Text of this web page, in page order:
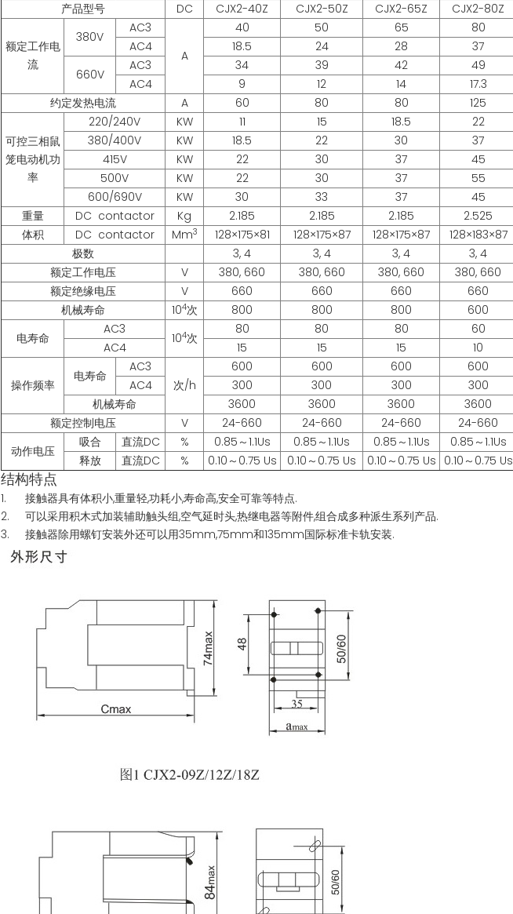
产品型号
DC CJX2-40Z CJX2-50Z CJX2-65Z CJX2-80Z
额定工作电
流
380V
AC3
A
40 50 65 80
AC4
18.5 24 28 37
660V
AC3 34 39 42 49
AC4
9 12 14 17.3
约定发热电流
A 60 80 80 125
可控三相鼠
笼电动机功
率
220/240V KW 11 15 18.5 22
380/400V
KW 18.5 22 30 37
415V
KW 22 30 37 45
500V
KW 22 30 37 55
600/690V
KW 30 33 37 45
重量
DC contactor Kg 2.185 2.185 2.185 2.525
体积
DC contactor Mm3 128×175×81 128×175×87 128×175×87 128×183×87
极数
3, 4 3, 4 3, 4 3, 4
额定工作电压
V 380, 660 380, 660 380, 660 380, 660
额定绝缘电压
V 660 660 660 660
机械寿命
104次 800 800 800 600
电寿命
AC3
104次
80 80 80 60
AC4
15 15 15 10
操作频率
电寿命
AC3
次/h
600 600 600 600
AC4
300 300 300 300
机械寿命
3600 3600 3600 3600
额定控制电压
V 24-660 24-660 24-660 24-660
动作电压
吸合 直流DC % 0.85～1.1Us 0.85～1.1Us 0.85～1.1Us 0.85～1.1Us
释放
直流DC % 0.10～0.75 Us 0.10～0.75 Us 0.10～0.75 Us 0.10～0.75 Us
结构特点
1. 接触器具有体积小,重量轻,功耗小,寿命高,安全可靠等特点.
2. 可以采用积木式加装辅助触头组,空气延时头,热继电器等附件,组合成多种派生系列产品.
3. 接触器除用螺钉安装外还可以用35mm,75mm和135mm国际标准卡轨安装.